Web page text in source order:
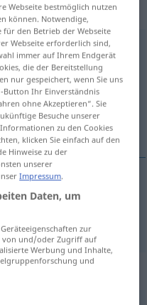
antippen)
erklären
Webseite bestmöglich nutzen
können. Notwendige,
den Betrieb der Webseite
Webseite erforderlich sind,
immer auf Ihrem Endgerät
die der Bereitstellung
nur gespeichert, wenn Sie uns
Button Ihr Einverständnis
ohne Akzeptieren“. Sie
Besuche unserer
zu den Cookies
klicken Sie einfach auf den
Hinweise zu der
unserer
Impressum.
Daten, um
zur
von und/oder Zugriff auf
Werbung und Inhalte,
und